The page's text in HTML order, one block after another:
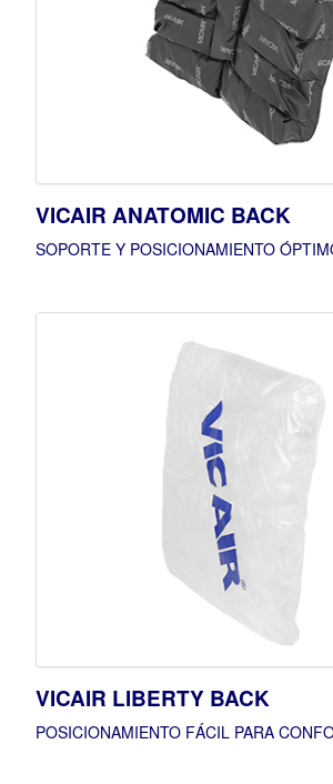
VICAIR ANATOMIC BACK
SOPORTE Y POSICIONAMIENTO
VICAIR LIBERTY BACK
POSICIONAMIENTO FÁCIL PARA